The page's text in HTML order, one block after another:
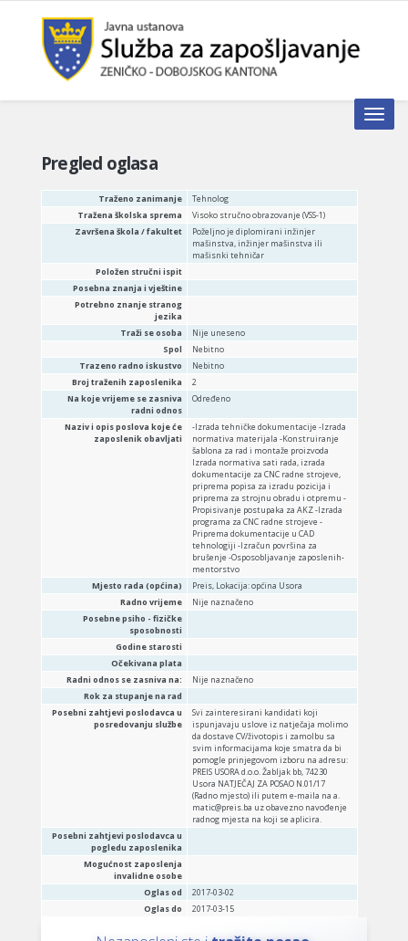
Toggle
Pregled oglasa
Traženo zanimanje
Tehnolog
Tražena školska sprema
Visoko stručno obrazovanje (VSS-1)
Završena škola / fakultet
Poželjno je diplomirani inžinjer
mašinstva, inžinjer mašinstva ili
mašisnki tehničar
Položen stručni ispit
Posebna znanja i vještine
Potrebno znanje stranog
jezika
Traži se osoba
Nije uneseno
Spol
Nebitno
Trazeno radno iskustvo
Nebitno
Broj traženih zaposlenika
2
Na koje vrijeme se zasniva
radni odnos
Određeno
Naziv i opis poslova koje će
zaposlenik obavljati
-Izrada tehničke dokumentacije -Izrada
normativa materijala -Konstruiranje
šablona za rad i montaže proizvoda
Izrada normativa sati rada, izrada
dokumentacije za CNC radne strojeve,
priprema popisa za izradu pozicija i
priprema za strojnu obradu i otpremu -
Propisivanje postupaka za AKZ -Izrada
programa za CNC radne strojeve -
Priprema dokumentacije u CAD
tehnologiji -Izračun površina za
brušenje -Osposobljavanje zaposlenih-
mentorstvo
Mjesto rada (općina)
Preis, Lokacija: općina Usora
Radno vrijeme
Nije naznačeno
Posebne psiho - fizičke
sposobnosti
Godine starosti
Očekivana plata
Radni odnos se zasniva na:
Nije naznačeno
Rok za stupanje na rad
Posebni zahtjevi poslodavca u
posredovanju službe
Svi zainteresirani kandidati koji
ispunjavaju uslove iz natječaja molimo
da dostave CV/životopis i zamolbu sa
svim informacijama koje smatra da bi
pomogle prinjegovom izboru na adresu:
PREIS USORA d.o.o. Žabljak bb, 74230
Usora NATJEČAJ ZA POSAO N.01/17
(Radno mjesto) ili putem e-maila na a.
matic@preis.ba uz obavezno navođenje
radnog mjesta na koji se aplicira.
Posebni zahtjevi poslodavca u
pogledu zaposlenika
Mogućnost zaposlenja
invalidne osobe
Oglas od
2017-03-02
Oglas do
2017-03-15